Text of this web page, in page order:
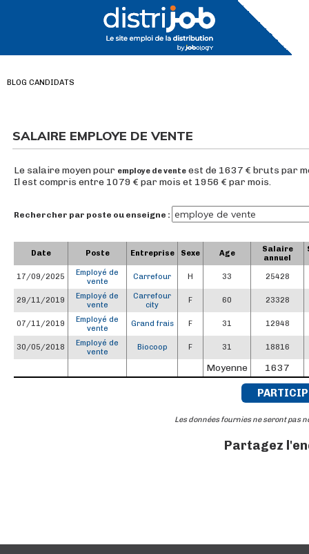
BLOG CANDIDATS
SALAIRE EMPLOYE DE VENTE
Le salaire moyen pour employe de vente est de 1637 € bruts par
Il est compris entre 1079 € par mois et 1956 € par mois.
Rechercher par poste ou enseigne :
Date Poste Entreprise Sexe Age
Salaire
annuel
17/09/2025
Employé de
vente
Carrefour H 33 25428
29/11/2019
Employé de
vente
Carrefour
city
F 60 23328
07/11/2019
Employé de
vente
Grand frais F 31 12948
30/05/2018
Employé de
vente
Biocoop F 31 18816
Moyenne 1637
Les données fournies ne seront pas
Partagez